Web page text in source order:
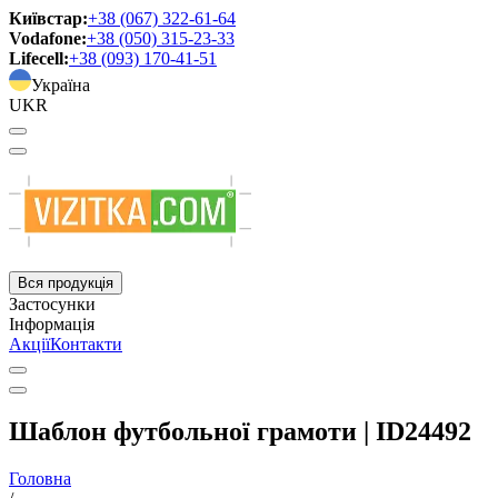
Київстар:+38 (067) 322-61-64
Vodafone:+38 (050) 315-23-33
Lifecell:+38 (093) 170-41-51
Україна
UKR
Вся продукція
Застосунки
Інформація
АкціїКонтакти
Шаблон футбольної грамоти | ID24492
Головна